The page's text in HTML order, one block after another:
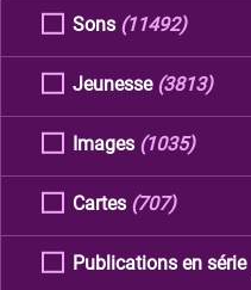
Sons (11492)
Jeunesse (3813)
Images (1035)
Cartes (707)
Publications en série